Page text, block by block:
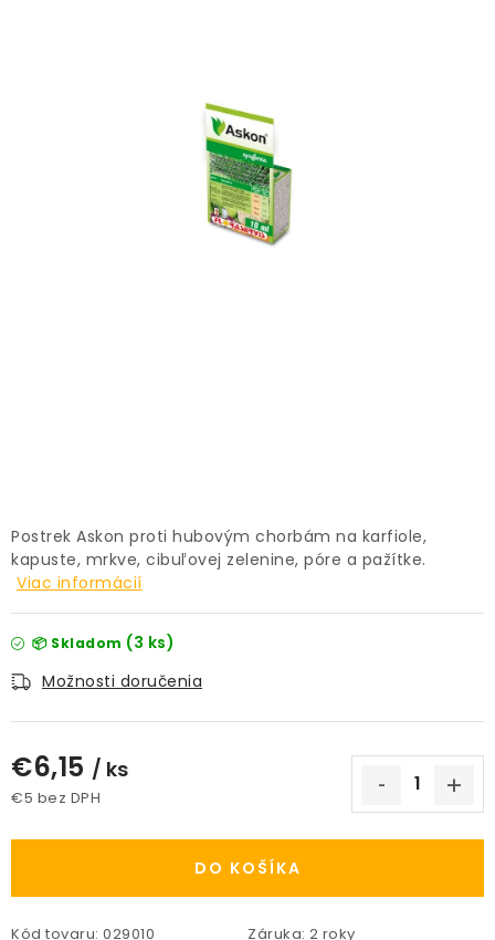
KVETINÁČE
KVETINÁČE A OBALY NA RASTLINY
ZNAČKY
Spôsoby platby
Kontakt / Právne údaje
Postrek Askon proti hubovým chorbám na karfiole,
kapuste, mrkve, cibuľovej zelenine, póre a pažítke.
Viac informácií
📦 Skladom (3 ks)
Možnosti doručenia
€6,15 / ks
€5 bez DPH
DO KOŠÍKA
Kód tovaru: 029010 Záruka: 2 roky